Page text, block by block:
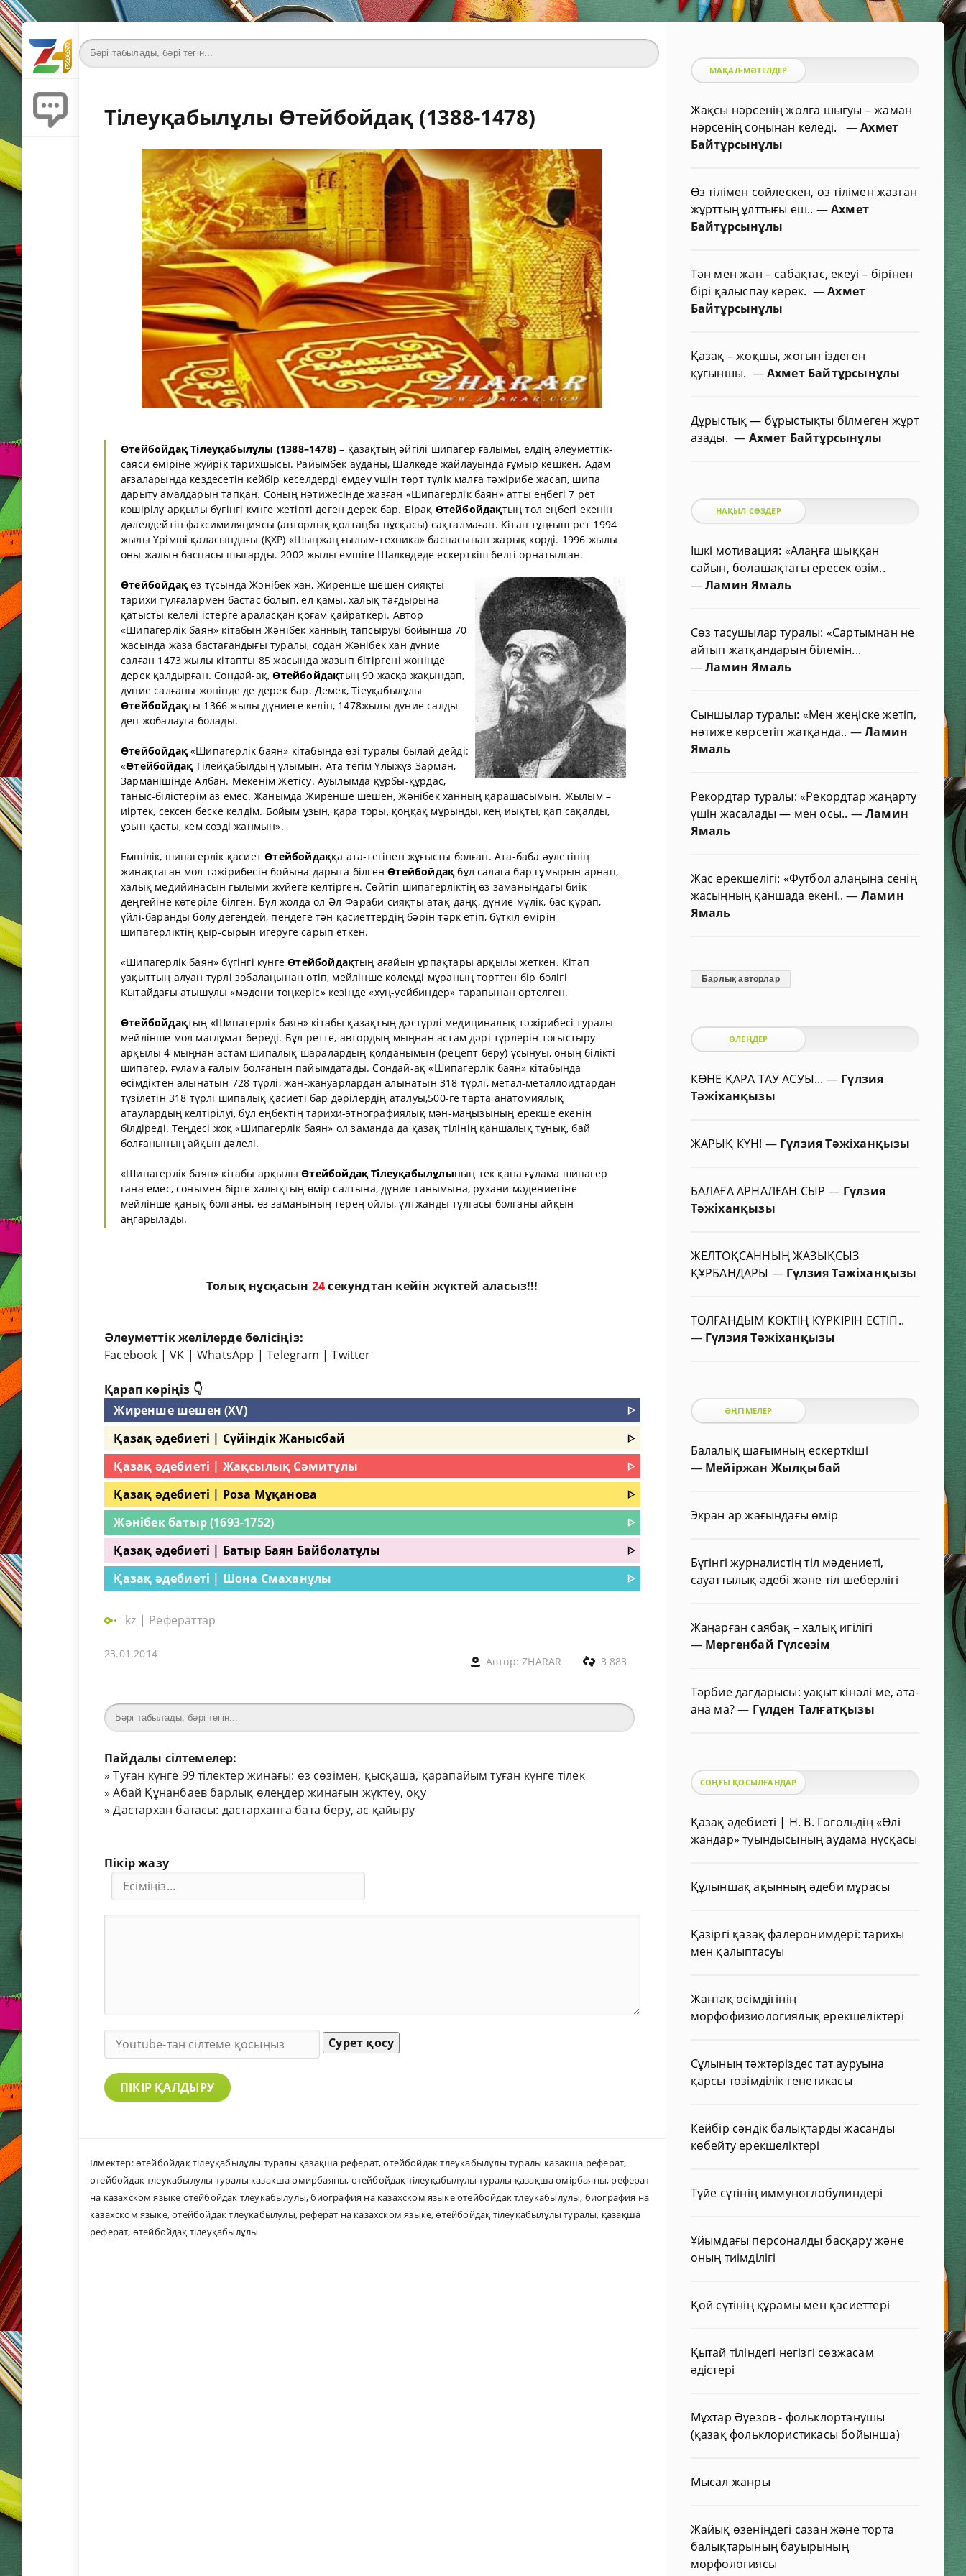
Тілеуқабылұлы Өтейбойдақ (1388-1478)
Өтейбойдақ Тілеуқабылұлы (1388–1478)– қазақтың әйгілі шипагер ғалымы, елдің әлеуметтік-
саяси өміріне жүйрік тарихшысы. Райымбек ауданы, Шалкөде жайлауында ғұмыр кешкен. Адам
ағзаларында кездесетін кейбір кеселдерді емдеу үшін төрт түлік малға тәжірибе жасап, шипа
дарыту амалдарын тапқан. Соның нәтижесінде жазған «Шипагерлік баян» атты еңбегі 7 рет
көшірілу арқылы бүгінгі күнге жетіпті деген дерек бар. Бірақ Өтейбойдақтың төл еңбегі екенін
дәлелдейтін факсимиляциясы (авторлық қолтаңба нұсқасы) сақталмаған. Кітап тұңғыш рет 1994
жылы Үрімші қаласындағы (ҚХР) «Шыңжаң ғылым-техника» баспасынан жарық көрді. 1996 жылы
оны жалын баспасы шығарды. 2002 жылы емшіге Шалкөдеде ескерткіш белгі орнатылған.
Өтейбойдақөз тұсында Жәнібек хан, Жиренше шешен сияқты
тарихи тұлғалармен бастас болып, ел қамы, халық тағдырына
қатысты келелі істерге араласқан қоғам қайраткері. Автор
«Шипагерлік баян» кітабын Жәнібек ханның тапсыруы бойынша 70
жасында жаза бастағандығы туралы, содан Жәнібек хан дүние
салған 1473 жылы кітапты 85 жасында жазып бітіргені жөнінде
дерек қалдырған. Сондай-ақ,Өтейбойдақтың 90 жасқа жақындап,
дүние салғаны жөнінде де дерек бар. Демек, Тіеуқабылұлы
Өтейбойдақты 1366 жылы дүниеге келіп, 1478жылы дүние салды
деп жобалауға болады.
Өтейбойдақ«Шипагерлік баян» кітабында өзі туралы былай дейді:
«ӨтейбойдақТілейқабылдың ұлымын. Ата тегім Ұлыжүз Зарман,
Зарманішінде Албан. Мекенім Жетісу. Ауылымда құрбы-құрдас,
таныс-білістерім аз емес. Жанымда Жиренше шешен, Жәнібек ханның қарашасымын. Жылым –
иіртек, сексен беске келдім. Бойым ұзын, қара торы, қоңқақ мұрынды, кең иықты, қап сақалды,
ұзын қасты, кем сөзді жанмын».
Емшілік, шипагерлік қасиетӨтейбойдаққа ата-тегінен жұғысты болған. Ата-баба әулетінің
жинақтаған мол тәжірибесін бойына дарыта білгенӨтейбойдақбұл салаға бар ғұмырын арнап,
халық медийинасын ғылыми жүйеге келтірген. Сөйтіп шипагерліктің өз заманындағы биік
деңгейіне көтеріле білген. Бұл жолда ол Әл-Фараби сияқты атақ-даңқ, дүние-мүлік, бас құрап,
үйлі-баранды болу дегендей, пендеге тән қасиеттердің бәрін тәрк етіп, бүткіл өмірін
шипагерліктің қыр-сырын игеруге сарып еткен.
«Шипагерлік баян» бүгінгі күнгеӨтейбойдақтың ағайын ұрпақтары арқылы жеткен. Кітап
уақыттың алуан түрлі зобалаңынан өтіп, мейлінше көлемді мұраның төрттен бір бөлігі
Қытайдағы атышулы «мәдени төңкеріс» кезінде «хуң-уейбиндер» тарапынан өртелген.
Өтейбойдақтың «Шипагерлік баян» кітабы қазақтың дәстүрлі медициналық тәжірибесі туралы
мейлінше мол мағлұмат береді. Бұл ретте, автордың мыңнан астам дәрі түрлерін тоғыстыру
арқылы 4 мыңнан астам шипалық шаралардың қолданымын (рецепт беру) ұсынуы, оның білікті
шипагер, ғұлама ғалым болғанын пайымдатады. Сондай-ақ «Шипагерлік баян» кітабында
өсімдіктен алынатын 728 түрлі, жан-жануарлардан алынатын 318 түрлі, метал-металлоидтардан
түзілетін 318 түрлі шипалық қасиеті бар дәрілердің аталуы,500-ге тарта анатомиялық
атаулардың келтірілуі, бұл еңбектің тарихи-этнографиялық мән-маңызының ерекше екенін
білдіреді. Теңдесі жоқ «Шипагерлік баян» ол заманда да қазақ тілінің қаншалық тұнық, бай
болғанының айқын дәлелі.
«Шипагерлік баян» кітабы арқылыӨтейбойдақ Тілеуқабылұлының тек қана ғұлама шипагер
ғана емес, сонымен бірге халықтың өмір салтына, дүние танымына, рухани мәдениетіне
мейлінше қанық болғаны, өз заманының терең ойлы, ұлтжанды тұлғасы болғаны айқын
аңғарылады.
Толық нұсқасын 22секундтан кейін жүктей аласыз!!!
Әлеуметтік желілерде бөлісіңіз:
Facebook |VK |WhatsApp |Telegram |Twitter
Қарап көріңіз 👇
Жиренше шешен (XV)
ᐈ
Қазақ әдебиеті | Сүйіндік Жанысбай
ᐈ
Қазақ әдебиеті | Жақсылық Сәмитұлы
ᐈ
Қазақ әдебиеті | Роза Мұқанова
ᐈ
Жәнібек батыр (1693-1752)
ᐈ
Қазақ әдебиеті | Батыр Баян Байболатұлы
ᐈ
Қазақ әдебиеті | Шона Смаханұлы
ᐈ
kz | Рефераттар
23.01.2014
Автор:ZHARAR 3 883
Пайдалы сілтемелер:
»Туған күнге 99 тілектер жинағы: өз сөзімен, қысқаша, қарапайым туған күнге тілек
»Абай Құнанбаев барлық өлеңдер жинағын жүктеу, оқу
»Дастархан батасы: дастарханға бата беру, ас қайыру
Пікір жазу
Сурет қосу
ПІКІР ҚАЛДЫРУ
Ілмектер:өтейбойдақ тілеуқабылұлы туралы қазақша реферат,отейбойдак тлеукабылулы туралы казакша реферат,
отейбойдак тлеукабылулы туралы казакша омирбаяны, өтейбойдақ тілеуқабылұлы туралы қазақша өмірбаяны, реферат
на казахском языке отейбойдак тлеукабылулы,биография на казахском языке отейбойдак тлеукабылулы, биография на
казахском языке,отейбойдак тлеукабылулы, реферат на казахском языке,өтейбойдақ тілеуқабылұлы туралы, қазақша
реферат, өтейбойдақ тілеуқабылұлы
МАҚАЛ-МӘТЕЛДЕР
Жақсы нәрсенің жолға шығуы – жаман
нәрсенің соңынан келеді. —Ахмет
Байтұрсынұлы
Өз тілімен сөйлескен, өз тілімен жазған
жұрттың ұлттығы еш.. —Ахмет
Байтұрсынұлы
Тән мен жан – сабақтас, екеуі – бірінен
бірі қалыспау керек. —Ахмет
Байтұрсынұлы
Қазақ – жоқшы, жоғын іздеген
қуғыншы. —Ахмет Байтұрсынұлы
Дұрыстық — бұрыстықты білмеген жұрт
азады.— Ахмет Байтұрсынұлы
НАҚЫЛ СӨЗДЕР
Ішкі мотивация: «Алаңға шыққан
сайын, болашақтағы ересек өзім..
—Ламин Ямаль
Сөз тасушылар туралы: «Сартымнан не
айтып жатқандарын білемін...
—Ламин Ямаль
Сыншылар туралы: «Мен жеңіске жетіп,
нәтиже көрсетіп жатқанда.. —Ламин
Ямаль
Рекордтар туралы: «Рекордтар жаңарту
үшін жасалады — мен осы.. —Ламин
Ямаль
Жас ерекшелігі: «Футбол алаңына сенің
жасыңның қаншада екені..— Ламин
Ямаль
Барлық авторлар
ӨЛЕҢДЕР
КӨНЕ ҚАРА ТАУ АСУЫ... — Гүлзия
Тәжіханқызы
ЖАРЫҚ КҮН! — Гүлзия Тәжіханқызы
БАЛАҒА АРНАЛҒАН СЫР— Гүлзия
Тәжіханқызы
ЖЕЛТОҚСАННЫҢ ЖАЗЫҚСЫЗ
ҚҰРБАНДАРЫ — Гүлзия Тәжіханқызы
ТОЛҒАНДЫМ КӨКТІҢ КҮРКІРІН ЕСТІП..
— Гүлзия Тәжіханқызы
ӘҢГІМЕЛЕР
Балалық шағымның ескерткіші
— Мейіржан Жылқыбай
Экран ар жағындағы өмір
Бүгінгі журналистің тіл мәдениеті,
сауаттылық әдебі және тіл шеберлігі
Жаңарған саябақ – халық игілігі
— Мергенбай Гүлсезім
Тәрбие дағдарысы: уақыт кінәлі ме, ата-
ана ма?— Гүлден Талғатқызы
СОҢҒЫ ҚОСЫЛҒАНДАР
Қазақ әдебиеті | Н. В. Гогольдің «Өлі
жандар» туындысының аудама нұсқасы
Құлыншақ ақынның әдеби мұрасы
Қазіргі қазақ фалеронимдері: тарихы
мен қалыптасуы
Жантақ өсімдігінің
морфофизиологиялық ерекшеліктері
Сұлының тәжтәріздес тат ауруына
қарсы төзімділік генетикасы
Кейбір сәндік балықтарды жасанды
көбейту ерекшеліктері
Түйе сүтінің иммуноглобулиндері
Ұйымдағы персоналды басқару және
оның тиімділігі
Қой сүтінің құрамы мен қасиеттері
Қытай тіліндегі негізгі сөзжасам
әдістері
Мұхтар Әуезов - фольклортанушы
(қазақ фольклористикасы бойынша)
Мысал жанры
Жайық өзеніндегі сазан және торта
балықтарының бауырының
морфологиясы